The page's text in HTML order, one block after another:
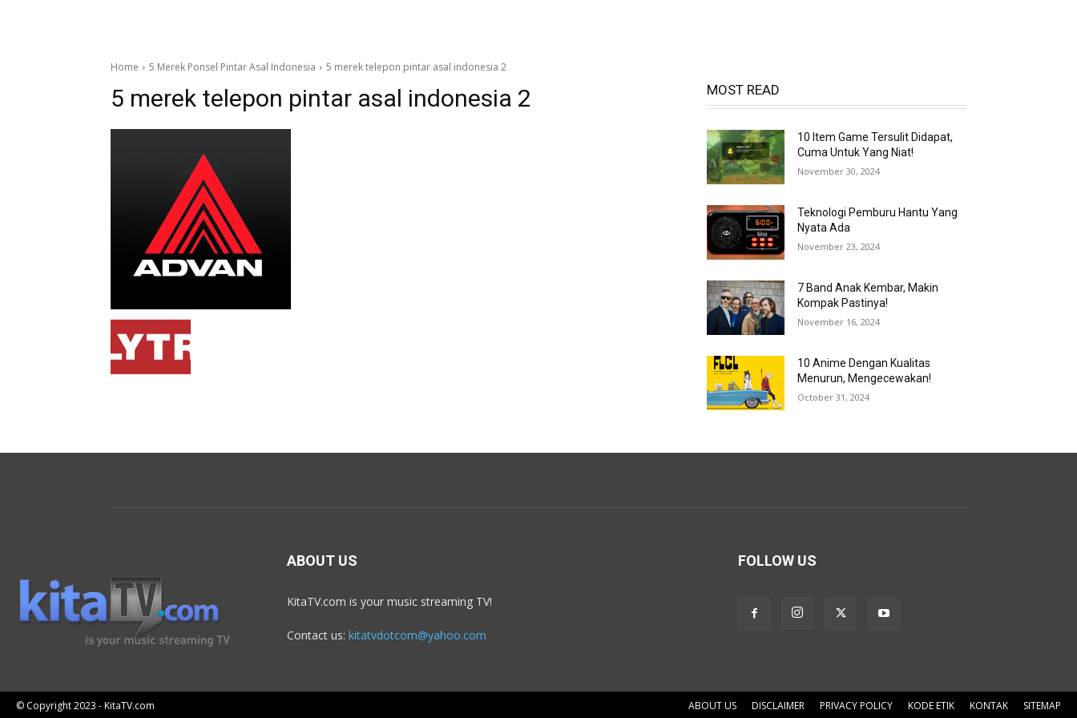
Home 5 Merek Ponsel Pintar Asal Indonesia 5 merek telepon pintar asal indonesia 2
5 merek telepon pintar asal indonesia 2 MOST READ
10 Item Game Tersulit Didapat,
Cuma Untuk Yang Niat!
November 30, 2024
Teknologi Pemburu Hantu Yang
Nyata Ada
November 23, 2024
7 Band Anak Kembar, Makin
Kompak Pastinya!
November 16, 2024
10 Anime Dengan Kualitas
Menurun, Mengecewakan!
October 31, 2024
ABOUT US
KitaTV.com is your music streaming TV!
Contact us: kitatvdotcom@yahoo.com
FOLLOW US
ABOUT US DISCLAIMER PRIVACY POLICY KODE ETIK KONTAK SITEMAP
© Copyright 2023 - KitaTV.com